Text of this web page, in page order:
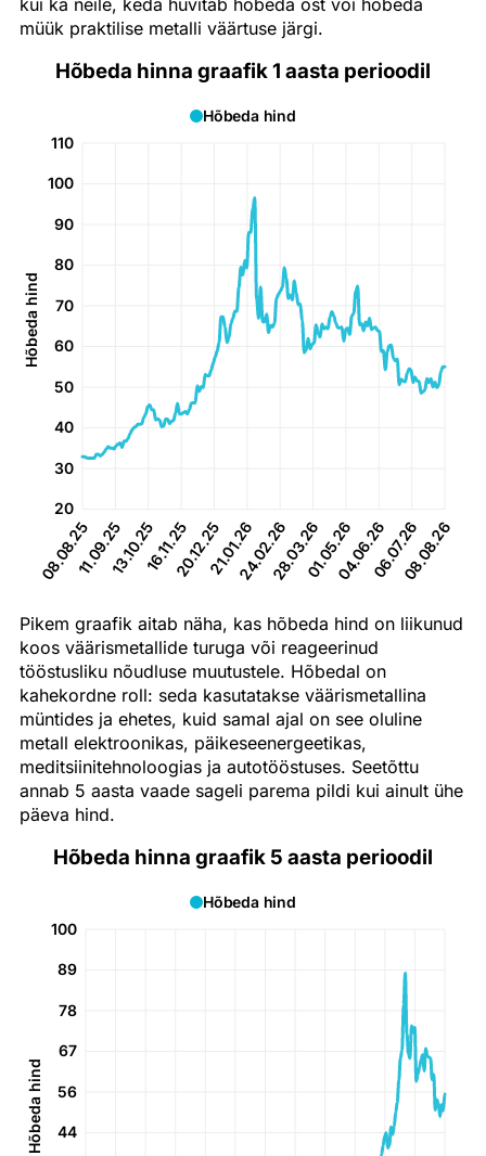
müük praktilise metalli väärtuse järgi.
Hõbeda hinna graafik 1 aasta perioodil
Hõbeda hind
110
100
90
80
70
60
50
40
30
20
Hõbeda hind
08.08.2511.09.2513.10.2516.11.2520.12.2521.01.2624.02.2628.03.2601.05.2604.06.2606.07.2608.08.26
Pikem graafik aitab näha, kas hõbeda hind on liikunud
koos väärismetallide turuga või reageerinud
tööstusliku nõudluse muutustele. Hõbedal on
kahekordne roll: seda kasutatakse väärismetallina
müntides ja ehetes, kuid samal ajal on see oluline
metall elektroonikas, päikeseenergeetikas,
meditsiinitehnoloogias ja autotööstuses. Seetõttu
annab 5 aasta vaade sageli parema pildi kui ainult ühe
päeva hind.
Hõbeda hinna graafik 5 aasta perioodil
Hõbeda hind
100
89
78
67
56
44
Hõbeda hind